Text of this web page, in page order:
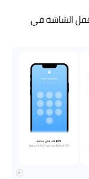
الشاشة في